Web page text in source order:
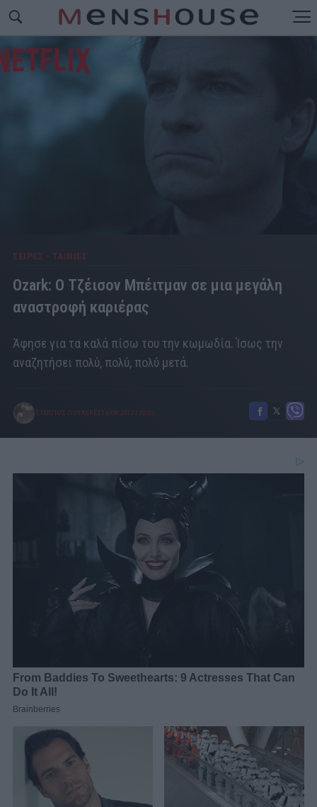
ΣΕΙΡΕΣ - ΤΑΙΝΙΕΣ
Ozark: Ο Τζέισον Μπέιτμαν σε μια μεγάλη
αναστροφή καριέρας
Άφησε για τα καλά πίσω του την κωμωδία. Ίσως την
αναζητήσει πολύ, πολύ, πολύ μετά.
ΣΤΕΡΓΙΟΣ ΠΟΥΛΕΡΕΣ 16/08/2017 02:02